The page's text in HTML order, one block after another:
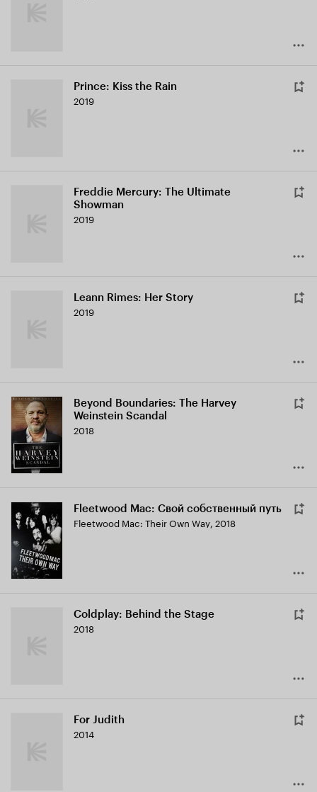
Prince: Kiss the Rain
2019
Freddie Mercury: The Ultimate
Showman
2019
Leann Rimes: Her Story
2019
Beyond Boundaries: The Harvey
Weinstein Scandal
2018
Fleetwood Mac: Свой собственный путь
Fleetwood Mac: Their Own Way, 2018
Coldplay: Behind the Stage
2018
For Judith
2014